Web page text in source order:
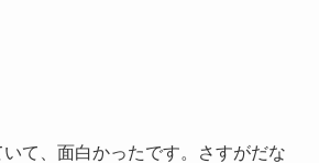
て、面白かったです。さすがだな